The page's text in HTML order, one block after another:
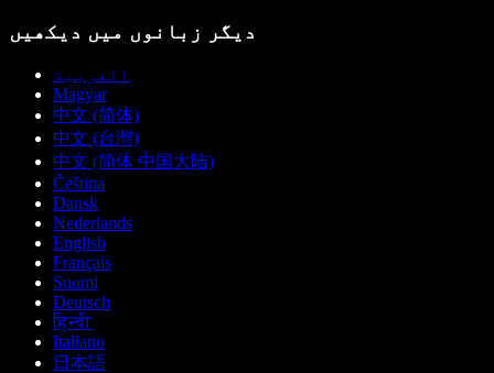
دیگر زبانوں میں دیکھیں
العربية
Magyar
中文 (简体)
中文 (台灣)
中文 (简体 中国大陆)
Čeština
Dansk
Nederlands
English
Français
Suomi
Deutsch
हिन्दी
Italiano
日本語